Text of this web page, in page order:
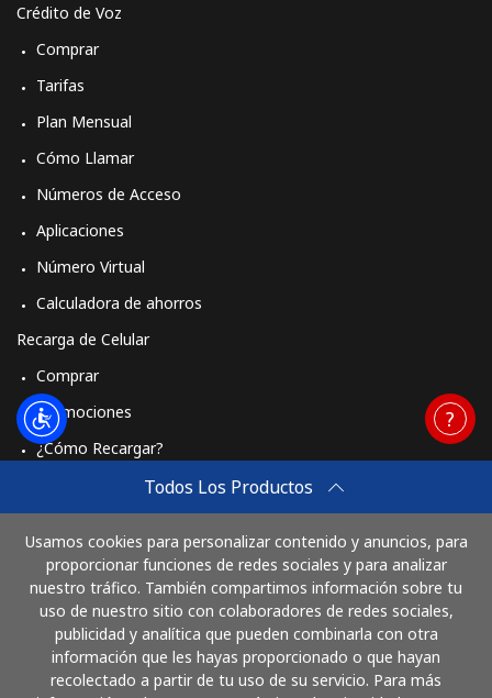
Todos Los Productos
Usamos cookies para personalizar contenido y anuncios, para
proporcionar funciones de redes sociales y para analizar
nuestro tráfico. También compartimos información sobre tu
uso de nuestro sitio con colaboradores de redes sociales,
publicidad y analítica que pueden combinarla con otra
información que les hayas proporcionado o que hayan
recolectado a partir de tu uso de su servicio. Para más
Crédito de Voz
Comprar
Tarifas
Plan Mensual
Cómo Llamar
Números de Acceso
Aplicaciones
Número Virtual
Calculadora de ahorros
Recarga de Celular
Comprar
Promociones
¿Cómo Recargar?
Comprar
Cómo funciona
Paga con